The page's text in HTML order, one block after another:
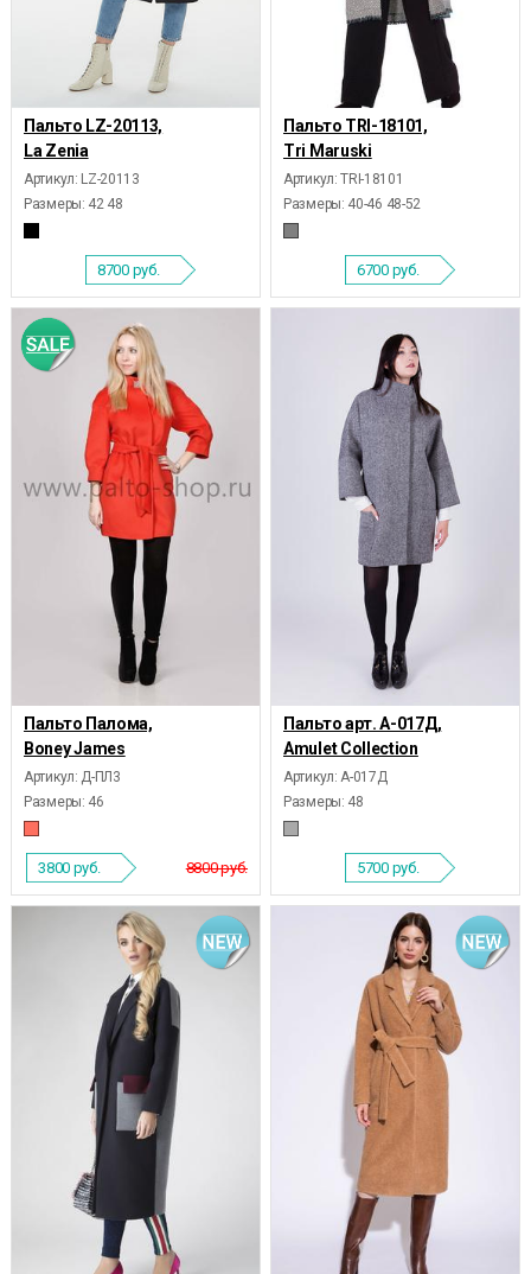
Пальто LZ-20113,
La Zenia
Артикул: LZ-20113
Размеры: 42 48
8700 руб.
Пальто TRI-18101,
Tri Maruski
Артикул: TRI-18101
Размеры: 40-46 48-52
6700 руб.
Пальто Палома,
Boney James
Артикул: Д-ПЛ3
Размеры: 46
8800 руб.
3800 руб.
Пальто арт. А-017Д,
Amulet Collection
Артикул: А-017Д
Размеры: 48
5700 руб.